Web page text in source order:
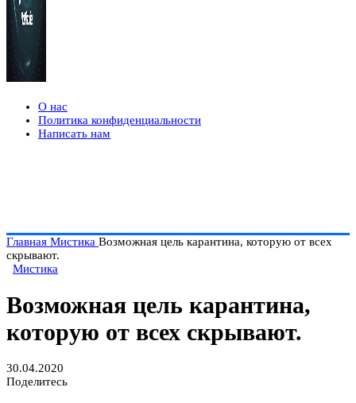
О нас
Политика конфиденциальности
Написать нам
Главная Мистика Возможная цель карантина, которую от всех
скрывают.
Мистика
Возможная цель карантина,
которую от всех скрывают.
30.04.2020
Поделитесь